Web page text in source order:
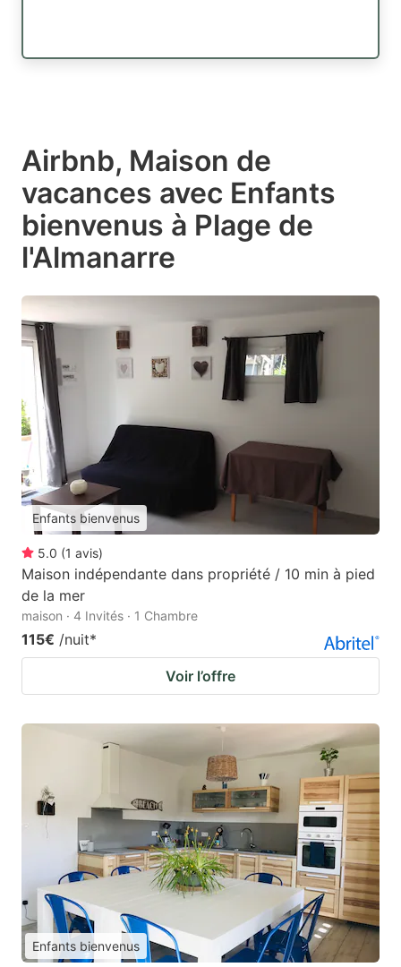
Airbnb, Maison de
vacances avec Enfants
bienvenus à Plage de
l'Almanarre
Enfants bienvenus
5.0 (1 avis)
Maison indépendante dans propriété / 10 min à pied
de la mer
maison · 4 Invités · 1 Chambre
115€ /nuit*
Voir l’offre
Enfants bienvenus